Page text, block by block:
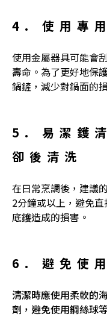
4. 使用專
使用金屬器具可能會
壽命。為了更好地保
鍋鏟，減少對鍋面的
5. 易潔鑊
卻後清洗
在日常烹調後，建議的
2分鐘或以上，避免
底鑊造成的損害。
6. 避免使
清潔時應使用柔軟的
劑，避免使用鋼絲球